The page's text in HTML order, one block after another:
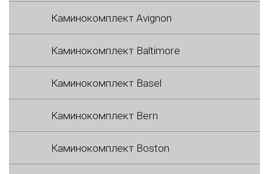
Каминокомплект Avignon
Каминокомплект Baltimore
Каминокомплект Basel
Каминокомплект Bern
Каминокомплект Boston